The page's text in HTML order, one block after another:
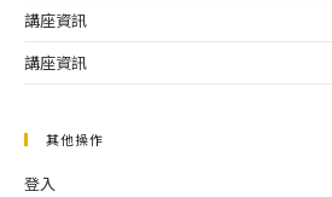
講座資訊
講座資訊
其他操作
登入